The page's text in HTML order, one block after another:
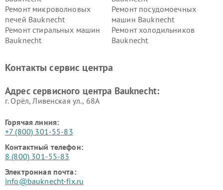
Ремонт микроволновых
печей Bauknecht
Ремонт посудомоечных
машин Bauknecht
Ремонт стиральных машин
Bauknecht
Ремонт холодильников
Bauknecht
Контакты сервис центра
Адрес сервисного центра Bauknecht:
г. Орёл, Ливенская ул., 68А
Горячая линия:
+7 (800) 301-55-83
Контактный телефон:
8 (800) 301-55-83
Электронная почта:
info@bauknecht-fix.ru